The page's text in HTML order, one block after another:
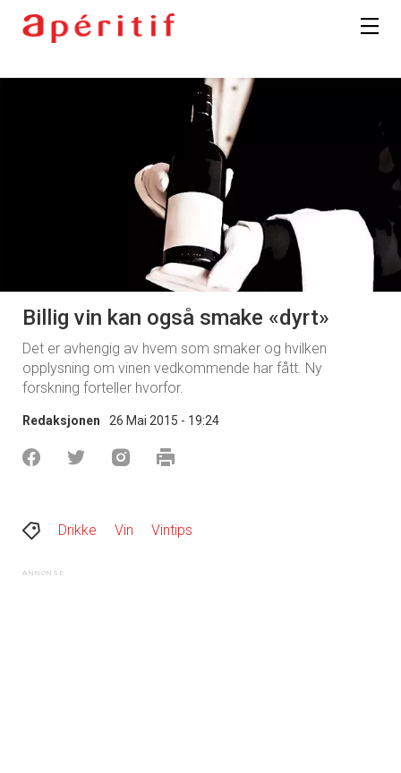
Billig vin kan også smake «dyrt»
Det er avhengig av hvem som smaker og hvilken
opplysning om vinen vedkommende har fått. Ny
forskning forteller hvorfor.
Redaksjonen 26 Mai 2015 - 19:24
Drikke Vin Vintips